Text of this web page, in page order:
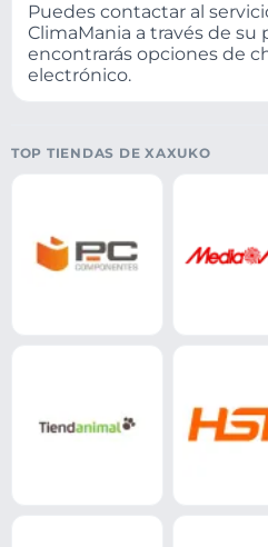
Puedes contactar al
ClimaMania a través de su
encontrarás opciones de
electrónico.
TOP TIENDAS DE XAXUKO